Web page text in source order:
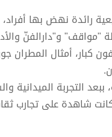
نهض بها أفراد،
"مواقف" و"دارالفنّ
أمثال المطران
ببعد التجربة
شاهدة على تجارب